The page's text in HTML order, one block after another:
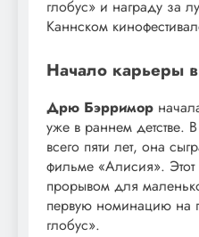
глобус» и награду за
Каннском
Начало карьеры
Дрю Бэрримор
уже в раннем детстве.
всего пяти лет, она
фильме «Алисия».
прорывом для
первую номинацию на
глобус».